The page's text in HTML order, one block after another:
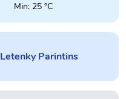
Min: 25 °C
Letenky Parintins